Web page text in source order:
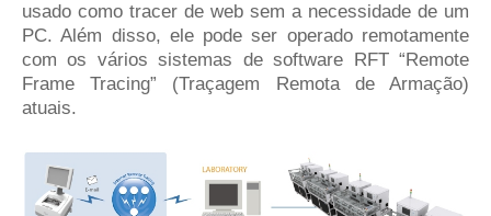
usado como tracer de web sem a necessidade de um
PC. Além disso, ele pode ser operado remotamente
com os vários sistemas de software RFT “Remote
Frame Tracing” (Traçagem Remota de Armação)
atuais.